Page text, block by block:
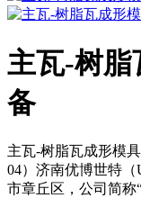
主瓦-树脂
备
主瓦-树脂瓦成形模
04）济南优博世特
市章丘区，公司简称